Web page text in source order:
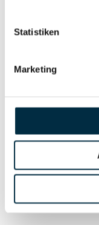
Statistiken
Marketing
Berechtigten Pfad